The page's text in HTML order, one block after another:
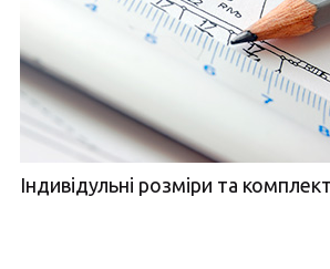
Індивідульні розміри та